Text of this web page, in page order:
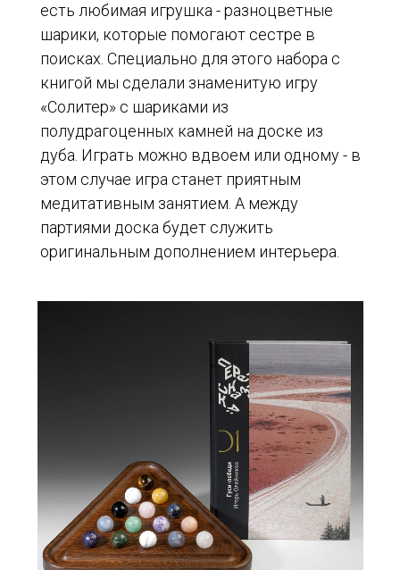
есть любимая игрушка - разноцветные
шарики, которые помогают сестре в
поисках. Специально для этого набора с
книгой мы сделали знаменитую игру
«Солитер» с шариками из
полудрагоценных камней на доске из
дуба. Играть можно вдвоем или одному - в
этом случае игра станет приятным
медитативным занятием. А между
партиями доска будет служить
оригинальным дополнением интерьера.